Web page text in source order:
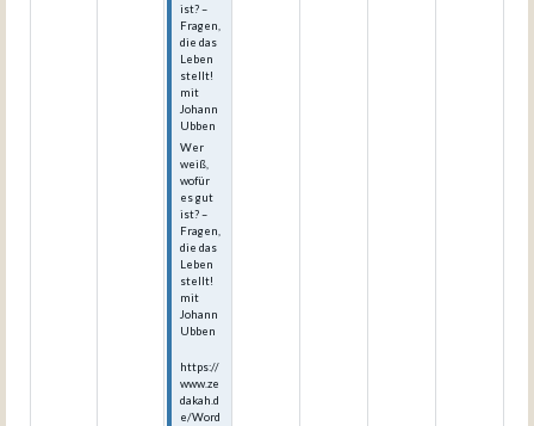
ist? –
Fragen,
die das
Leben
stellt!
mit
Johann
Ubben
Wer
weiß,
wofür
es gut
ist? –
Fragen,
die das
Leben
stellt!
mit
Johann
Ubben
https://
www.ze
dakah.d
e/Word